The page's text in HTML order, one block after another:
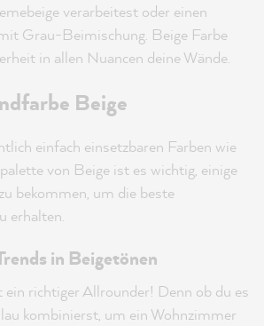
verarbeitest oder einen
Grau-Beimischung. Beige Farbe
in allen Nuancen deine Wände.
Beige
einfach einsetzbaren Farben wie
von Beige ist es wichtig, einige
bekommen, um die beste
erhalten.
in Beigetönen
ein richtiger Allrounder! Denn ob du es
kombinierst, um ein Wohnzimmer